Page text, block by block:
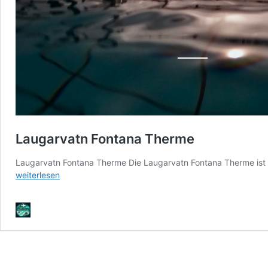
Laugarvatn Fontana Therme
Laugarvatn Fontana Therme Die Laugarvatn Fontana Therme
weiterlesen